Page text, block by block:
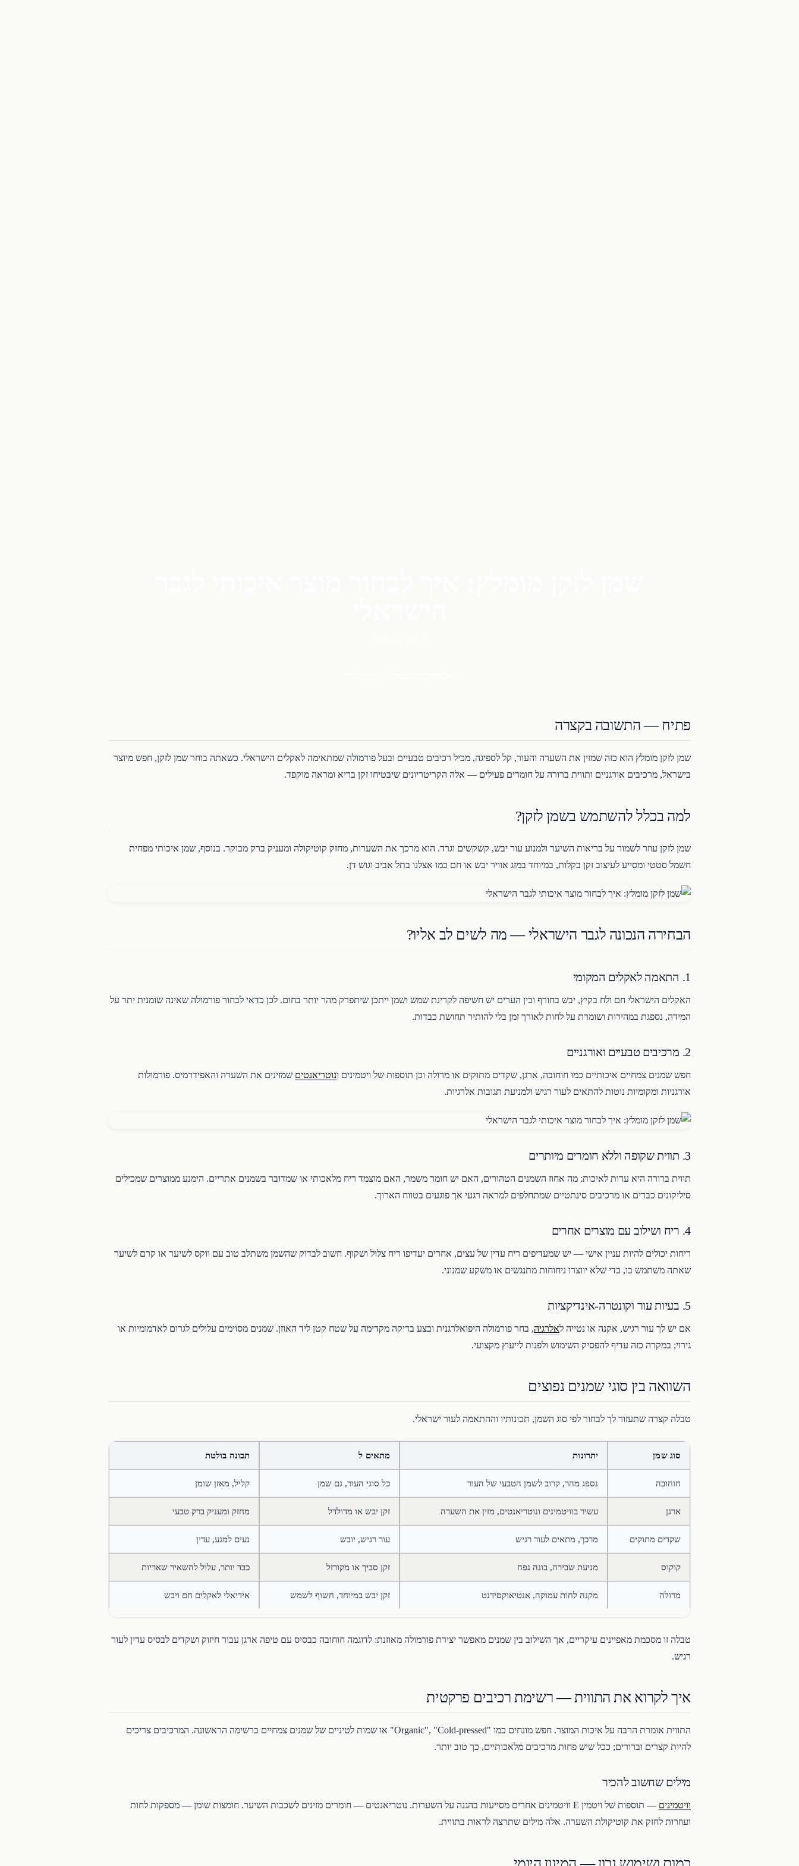
פתיח — התשובה בקצרה
שמן לזקן מומלץ הוא כזה שמזין את השערה והעור, קל לספיגה, מכיל רכיבים טבעיים ובעל פורמולה שמתאימה לאקלים הישראלי. כשאתה בוחר שמן לזקן, חפש מיוצר
בישראל, מרכיבים אורגניים ותווית ברורה על חומרים פעילים — אלה הקריטריונים שיבטיחו זקן בריא ומראה מוקפד.
למה בכלל להשתמש בשמן לזקן?
שמן לזקן עוזר לשמור על בריאות השיער ולמנוע עור יבש, קשקשים וגרד. הוא מרכך את השערות, מחזק קוטיקולה ומעניק ברק מבוקר. בנוסף, שמן איכותי מפחית
חשמל סטטי ומסייע לעיצוב זקן בקלות, במיוחד במזג אוויר יבש או חם כמו אצלנו בתל אביב וגוש דן.
הבחירה הנכונה לגבר הישראלי — מה לשים לב אליו?
1. התאמה לאקלים המקומי
האקלים הישראלי חם ולח בקיץ, יבש בחורף ובין הערים יש חשיפה לקרינת שמש ושמן ייתכן שיתפרק מהר יותר בחום. לכן כדאי לבחור פורמולה שאינה שומנית יתר על
המידה, נספגת במהירות ושומרת על לחות לאורך זמן בלי להותיר תחושת כבדות.
2. מרכיבים טבעיים ואורגניים
חפש שמנים צמחיים איכותיים כמו חוחובה, ארגן, שקדים מתוקים או מרולה וכן תוספות של ויטמינים ונוטריאנטים שמזינים את השערה והאפידרמיס. פורמולות
אורגניות ומקומיות נוטות להתאים לעור רגיש ולמניעת תגובות אלרגיות.
3. תווית שקופה וללא חומרים מיותרים
תווית ברורה היא עדות לאיכות: מה אחוז השמנים הטהורים, האם יש חומר משמר, האם מוצמד ריח מלאכותי או שמדובר בשמנים אתריים. הימנע ממוצרים שמכילים
סיליקונים כבדים או מרכיבים סינתטיים שמתחלפים למראה רגעי אך פוגעים בטווח הארוך.
4. ריח ושילוב עם מוצרים אחרים
ריחות יכולים להיות עניין אישי — יש שמעדיפים ריח עדין של עצים, אחרים יעדיפו ריח צלול ושקוף. חשוב לבדוק שהשמן משתלב טוב עם ווקס לשיער או קרם לשיער
שאתה משתמש בו, כדי שלא יווצרו ניחוחות מתנגשים או משקע שמנוני.
5. בעיות עור וקונטרה-אינדיקציות
אם יש לך עור רגיש, אקנה או נטייה לאלרגיה, בחר פורמולה היפואלרגנית ובצע בדיקה מקדימה על שטח קטן ליד האוזן. שמנים מסוימים עלולים לגרום לאדמומיות או
גירוי; במקרה כזה עדיף להפסיק השימוש ולפנות לייעוץ מקצועי.
השוואה בין סוגי שמנים נפוצים
טבלה קצרה שתעזור לך לבחור לפי סוג השמן, תכונותיו וההתאמה לעור ישראלי.
סוג שמן יתרונות מתאים ל תכונה בולטת
חוחובה נספג מהר, קרוב לשמן הטבעי של העור כל סוגי העור, גם שמן קליל, מאזן שומן
ארגן עשיר בוויטמינים ונוטריאנטים, מזין את השערה זקן יבש או מדולדל מחזק ומעניק ברק טבעי
שקדים מתוקים מרכך, מתאים לעור רגיש עור רגיש, יובש נעים למגע, עדין
קוקוס מניעת שבירה, בונה נפח זקן סביך או מקורזל כבד יותר, עלול להשאיר שאריות
מרולה מקנה לחות עמוקה, אנטיאוקסידנט זקן יבש במיוחד, חשוף לשמש אידיאלי לאקלים חם ויבש
טבלה זו מסכמת מאפיינים עיקריים, אך השילוב בין שמנים מאפשר יצירת פורמולה מאוזנת: לדוגמה חוחובה כבסיס עם טיפה ארגן עבור חיזוק ושקדים לבסיס עדין לעור
רגיש.
איך לקרוא את התווית — רשימת רכיבים פרקטית
התווית אומרת הרבה על איכות המוצר. חפש מונחים כמו "Organic", "Cold-pressed" או שמות לטיניים של שמנים צמחיים ברשימה הראשונה. המרכיבים צריכים
להיות קצרים וברורים; ככל שיש פחות מרכיבים מלאכותיים, כך טוב יותר.
מילים שחשוב להכיר
וויטמינים
— תוספות של ויטמין E וויטמינים אחרים מסייעות בהגנה על השערות. נוטריאנטים — חומרים מזינים לשכבות השיער. חומצות שומן — מספקות לחות
ועוזרות לחזק את קוטיקולת השערה. אלה מילים שתרצה לראות בתווית.